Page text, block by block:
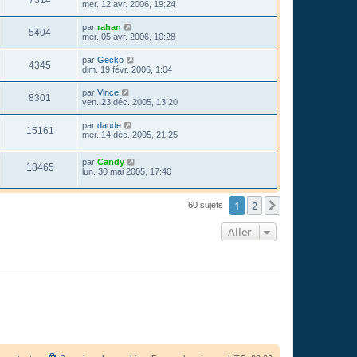
mer. 12 avr. 2006, 19:24
5404 par rahan
mer. 05 avr. 2006, 10:28
4345 par Gecko
dim. 19 févr. 2006, 1:04
8301 par Vince
ven. 23 déc. 2005, 13:20
15161 par daude
mer. 14 déc. 2005, 21:25
18465 par Candy
lun. 30 mai 2005, 17:40
60 sujets 1 2
Aller